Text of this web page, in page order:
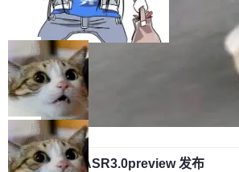
b 安装 支持 Java 8+（8~26）、macOS /
x / Windows / Harmony PC。 # macOS /
x / Harmony PC curl -fsSL https://
r.org/solon...
个文件，其规模远超单次模型调用可承载的上
文窗口。随着项目规模的持续扩张与代码历
不断累积，代码仓中的模块关系、接口契约
务逻辑等关键信息往往分散于数十乃至数百
件之中，形成高度复杂的知识关联网络。传
代码检索手段（如关键词匹配、目录遍历）仅
在语法层面完成文本定位，难以触及代码的语
内涵与结构关联，导致开发者使用代码智能体
理解大规模代码仓时面临显著"代码仓理解"瓶
一条“删库”命令跑 17 小时，算法工程
师删光 89TB 数据只为干私活
最高人民检察院8月4日公布了一起案件：北
名90后算法工程师王某，为了给自己接的私
服务器空间，删光了公司AI游戏部门的全部
数据。 王某2024年1月入职东城区某科技公
短剧部门，有互联网大厂背景。在公司内部架
调整期间，部门三次通知全员将数据从A集群
移到B集群，王某都回复了"收到"。 他没有迁
数据。2024年9月3日下午4点，他使用此前登
局
Cloudflare 分享推理优化实践：KV ca
che 量化 + 权重压缩，吞吐量提升 4
1%，成本降 30%
Kimi 和 GLM 是当前最强的大模型系列之一
它们有一个共同的问题：太吃显存了。月之
的 Kimi K 系列和智谱的 GLM 都是长上下文
oE 架构的大模型，好用到让人上瘾，但 GPU
局
腾讯混元 Hy ASR3.0preview 发布